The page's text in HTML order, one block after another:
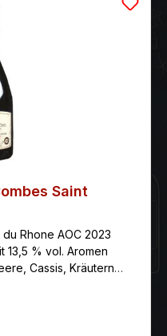
Saint
Rhone AOC 2023
13,5 % vol. Aromen
Cassis, Kräutern
Mittelschwerer und
Speciale